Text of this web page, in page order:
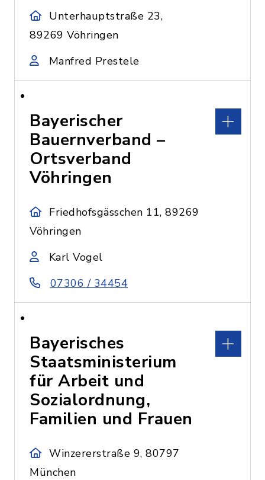
Unterhauptstraße 23,
89269 Vöhringen
Manfred Prestele
Bayerischer
Bauernverband –
Ortsverband
Vöhringen
Friedhofsgässchen 11, 89269
Vöhringen
Karl Vogel
07306 / 34454
Bayerisches
Staatsministerium
für Arbeit und
Sozialordnung,
Familien und Frauen
Winzererstraße 9, 80797
München